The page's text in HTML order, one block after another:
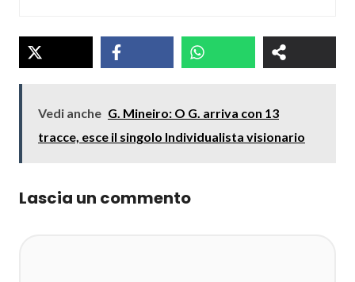
Vedi anche G. Mineiro: O G. arriva con 13
tracce, esce il singolo Individualista visionario
Lascia un commento